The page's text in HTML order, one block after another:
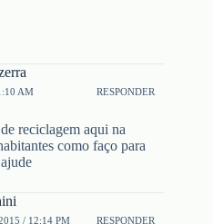
AM RESPONDER
reciclagem aqui na
como faço para
/ 12:14 PM RESPONDER